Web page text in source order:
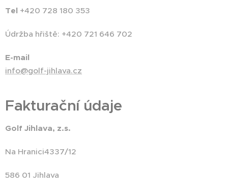
Tel +420 728 180 353
Údržba hřiště: +420 721 646 702
E-mail
info@golf-jihlava.cz
Fakturační údaje
Golf Jihlava, z.s.
Na Hranici4337/12
586 01 Jihlava